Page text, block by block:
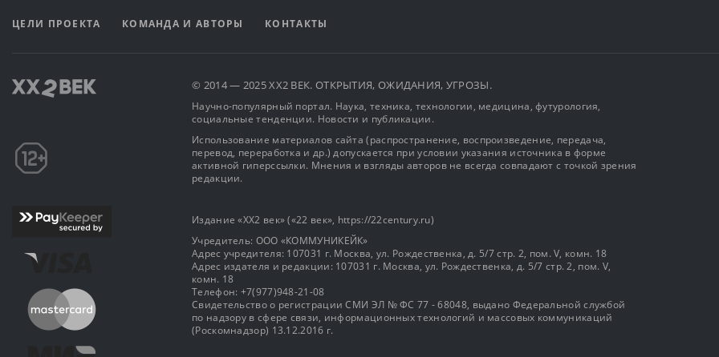
ЦЕЛИ ПРОЕКТА КОМАНДА И АВТОРЫ КОНТАКТЫ
© 2014 — 2025 XX2 ВЕК. ОТКРЫТИЯ, ОЖИДАНИЯ, УГРОЗЫ.
Научно-популярный портал. Наука, техника, технологии, медицина, футурология,
социальные тенденции. Новости и публикации.
Использование материалов сайта (распространение, воспроизведение, передача,
перевод, переработка и др.) допускается при условии указания источника в форме
активной гиперссылки. Мнения и взгляды авторов не всегда совпадают с точкой зрения
редакции.
Издание «XX2 век» («22 век», https://22century.ru)
Учредитель: OOO «КОММУНИКЕЙК»
Адрес учредителя: 107031 г. Москва, ул. Рождественка, д. 5/7 стр. 2, пом. V, комн. 18
Адрес издателя и редакции: 107031 г. Москва, ул. Рождественка, д. 5/7 стр. 2, пом. V,
комн. 18
Телефон: +7(977)948-21-08
Свидетельство о регистрации СМИ ЭЛ № ФС 77 - 68048, выдано Федеральной службой
по надзору в сфере связи, информационных технологий и массовых коммуникаций
(Роскомнадзор) 13.12.2016 г.